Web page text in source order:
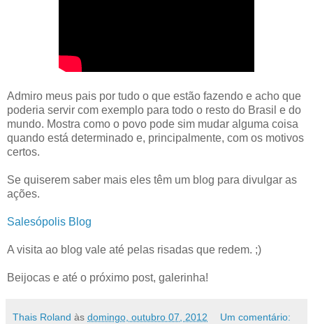
Admiro meus pais por tudo o que estão fazendo e acho que
poderia servir com exemplo para todo o resto do Brasil e do
mundo. Mostra como o povo pode sim mudar alguma coisa
quando está determinado e, principalmente, com os motivos
certos.
Se quiserem saber mais eles têm um blog para divulgar as
ações.
Salesópolis Blog
A visita ao blog vale até pelas risadas que redem. ;)
Beijocas e até o próximo post, galerinha!
Thais Roland às domingo, outubro 07, 2012 Um comentário: